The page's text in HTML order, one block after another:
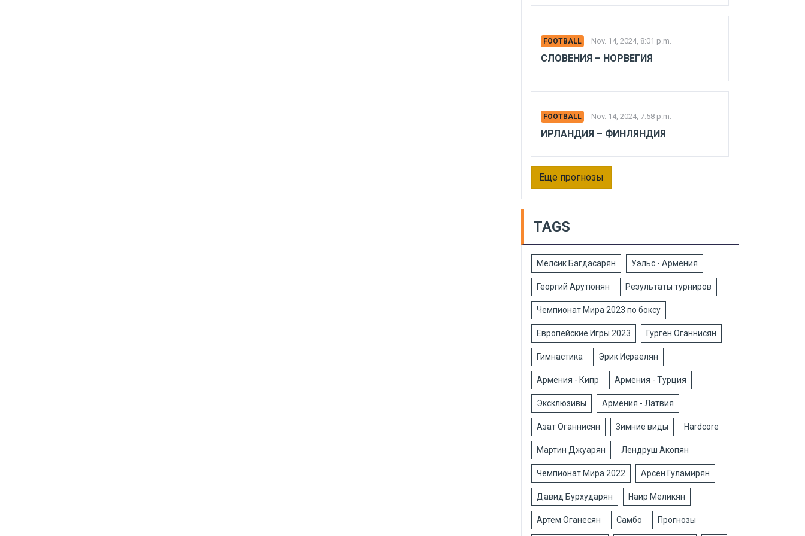
FOOTBALL Nov. 14, 2024, 8:01 p.m.
СЛОВЕНИЯ – НОРВЕГИЯ
FOOTBALL Nov. 14, 2024, 7:58 p.m.
ИРЛАНДИЯ – ФИНЛЯНДИЯ
Еще прогнозы
TAGS
Мелсик Багдасарян Уэльс - Армения
Георгий Арутюнян Результаты турниров
Чемпионат Мира 2023 по боксу
Европейские Игры 2023 Гурген Оганнисян
Гимнастика Эрик Исраелян
Армения - Кипр Армения - Турция
Эксклюзивы Армения - Латвия
Азат Оганнисян Зимние виды Hardcore
Мартин Джуарян Лендруш Акопян
Чемпионат Мира 2022 Арсен Гуламирян
Давид Бурхударян Наир Меликян
Артем Оганесян Самбо Прогнозы